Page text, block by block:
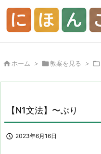
 ホーム > 教案を見る > 
【N1文法】〜ぶり
 2023年6月16日